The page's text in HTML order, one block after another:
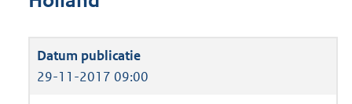
29-11-2017 09:00